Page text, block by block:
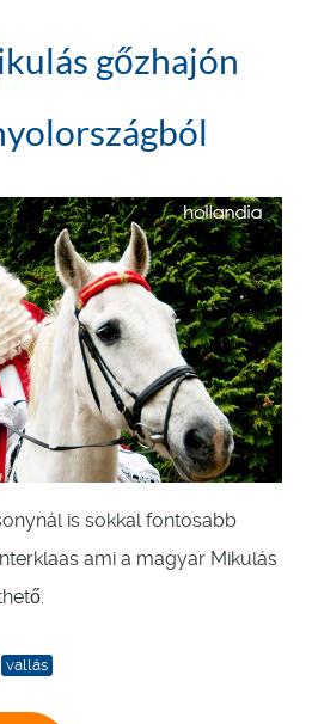
gőzhajón
is sokkal fontosabb
ami a magyar Mikulás
vallás